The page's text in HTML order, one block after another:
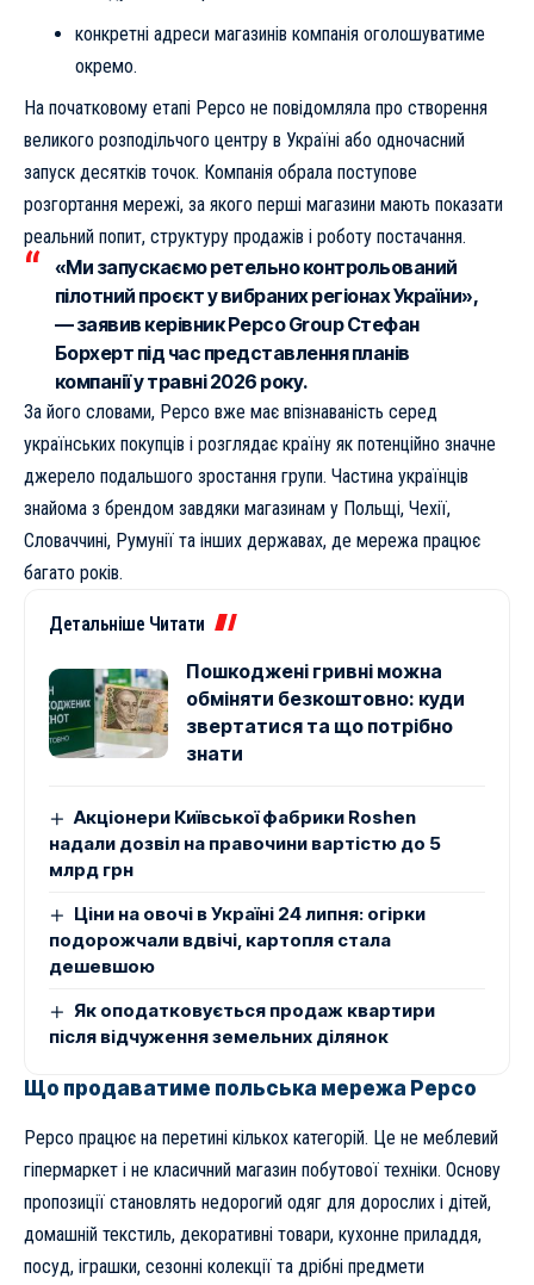
конкретні адреси магазинів компанія оголошуватиме
окремо.
На початковому етапі Pepco не повідомляла про створення
великого розподільчого центру в Україні або одночасний
запуск десятків точок. Компанія обрала поступове
розгортання мережі, за якого перші магазини мають показати
реальний попит, структуру продажів і роботу постачання.
«Ми запускаємо ретельно контрольований
пілотний проєкт у вибраних регіонах України»,
— заявив керівник Pepco Group Стефан
Борхерт під час представлення планів
компанії у травні 2026 року.
За його словами, Pepco вже має впізнаваність серед
українських покупців і розглядає країну як потенційно значне
джерело подальшого зростання групи. Частина українців
знайома з брендом завдяки магазинам у Польщі, Чехії,
Словаччині, Румунії та інших державах, де мережа працює
багато років.
Детальніше Читати
Пошкоджені гривні можна
обміняти безкоштовно: куди
звертатися та що потрібно
знати
Акціонери Київської фабрики Roshen
надали дозвіл на правочини вартістю до 5
млрд грн
Ціни на овочі в Україні 24 липня: огірки
подорожчали вдвічі, картопля стала
дешевшою
Як оподатковується продаж квартири
після відчуження земельних ділянок
Що продаватиме польська мережа Pepco
Pepco працює на перетині кількох категорій. Це не меблевий
гіпермаркет і не класичний магазин побутової техніки. Основу
пропозиції становлять недорогий одяг для дорослих і дітей,
домашній текстиль, декоративні товари, кухонне приладдя,
посуд, іграшки, сезонні колекції та дрібні предмети